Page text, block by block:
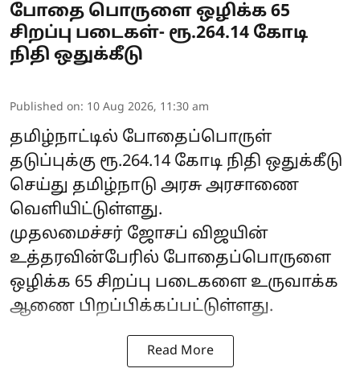
போதை பொருளை ஒழிக்க 65
சிறப்பு படைகள்- ரூ.264.14 கோடி
நிதி ஒதுக்கீடு
Published on: 10 Aug 2026, 11:30 am
தமிழ்நாட்டில் போதைப்பொருள்
தடுப்புக்கு ரூ.264.14 கோடி நிதி ஒதுக்கீடு
செய்து தமிழ்நாடு அரசு அரசாணை
வெளியிட்டுள்ளது.
முதலமைச்சர் ஜோசப் விஜயின்
உத்தரவின்பேரில் போதைப்பொருளை
ஒழிக்க 65 சிறப்பு படைகளை உருவாக்க
ஆணை பிறப்பிக்கப்பட்டுள்ளது.
Read More